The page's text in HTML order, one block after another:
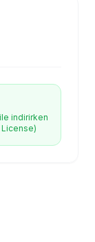
indirirken